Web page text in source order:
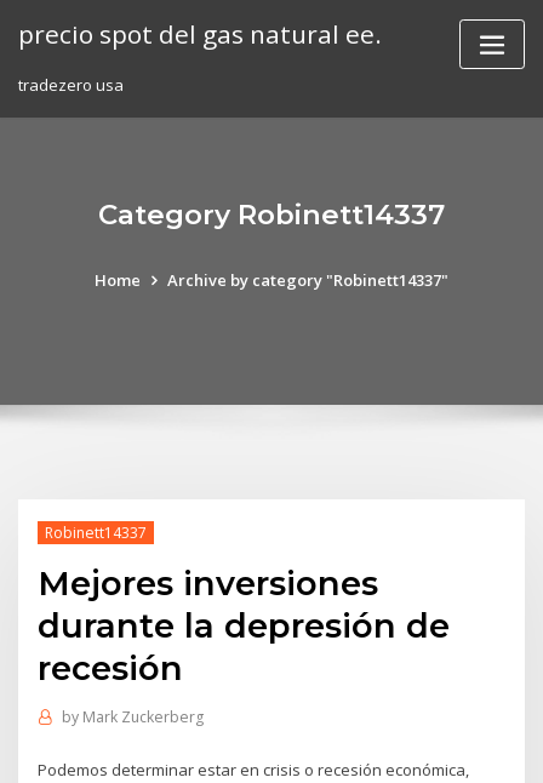
precio spot del gas natural ee.
tradezero usa
Category Robinett14337
Home Archive by category "Robinett14337"
Robinett14337
Mejores inversiones
durante la depresión de
recesión
by Mark Zuckerberg
Podemos determinar estar en crisis o recesión económica,